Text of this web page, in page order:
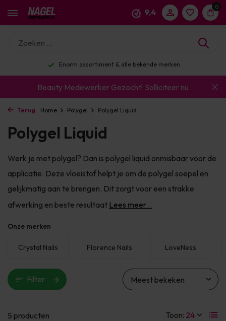
9,4
0
Enorm assortiment & alle bekende merken
Beauty Medewerker Gezocht! Solliciteer nu
Terug Home Polygel Polygel Liquid
Polygel Liquid
Werk je met polygel? Dan is polygel liquid onmisbaar voor de
applicatie. Deze vloeistof helpt je om de polygel soepel en
gelijkmatig aan te brengen. Dit zorgt voor een strakke
afwerking en beste resultaat Lees meer...
Onze merken
Crystal Nails Florence Nails LoveNess
Filter
5 producten Toon: